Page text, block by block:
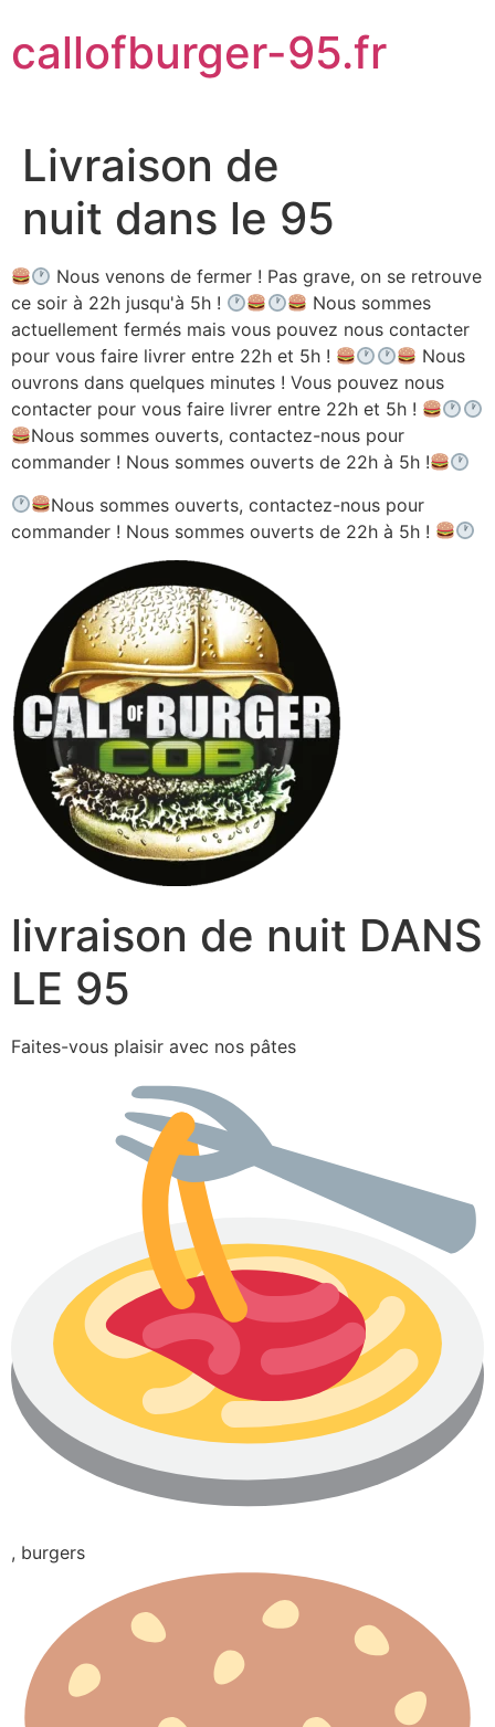
contenu
callofburger-95.fr
Livraison de
nuit dans le 95
Nous venons de fermer ! Pas grave, on se retrouve
ce soir à 22h jusqu'à 5h !
Nous sommes
actuellement fermés mais vous pouvez nous contacter
pour vous faire livrer entre 22h et 5h !
Nous
ouvrons dans quelques minutes ! Vous pouvez nous
contacter pour vous faire livrer entre 22h et 5h !
Nous sommes ouverts, contactez-nous pour
commander ! Nous sommes ouverts de 22h à 5h !
Nous sommes ouverts, contactez-nous pour
commander ! Nous sommes ouverts de 22h à 5h !
livraison de nuit DANS
LE 95
Faites-vous plaisir avec nos pâtes
, burgers